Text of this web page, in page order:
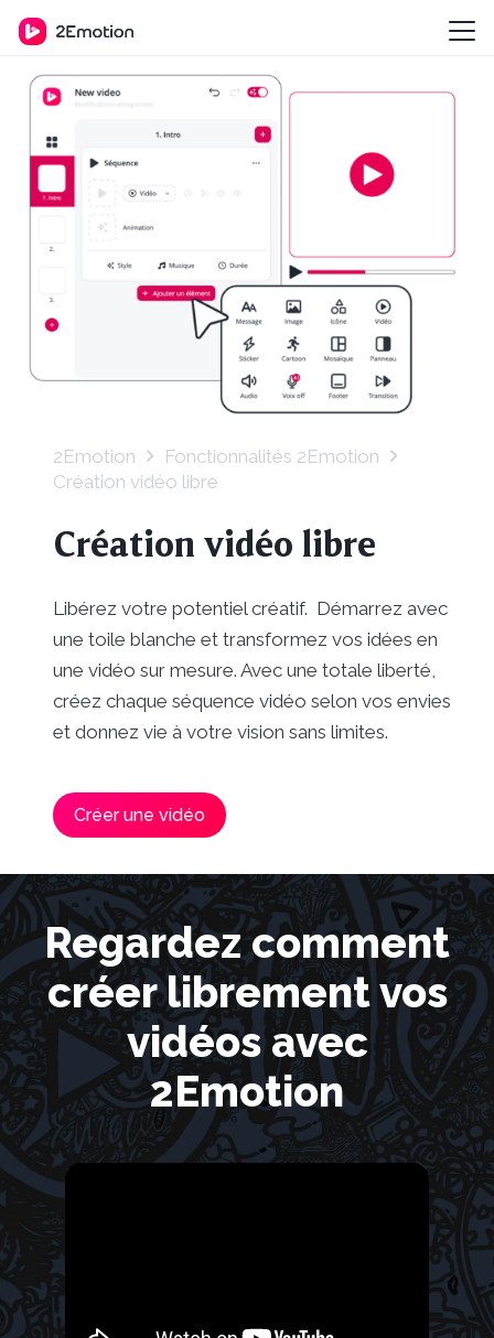
2Emotion
Fonctionnalités 2Emotion
Création vidéo libre
Création vidéo libre
Libérez votre potentiel créatif. Démarrez avec
une toile blanche et transformez vos idées en
une vidéo sur mesure. Avec une totale liberté,
créez chaque séquence vidéo selon vos envies
et donnez vie à votre vision sans limites.
Créer une vidéo
Regardez comment
créer librement vos
vidéos avec
2Emotion